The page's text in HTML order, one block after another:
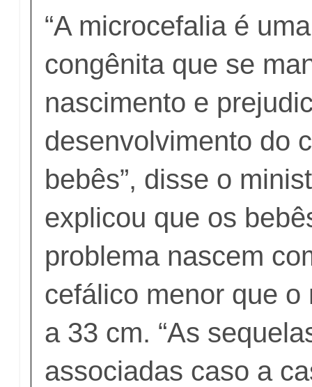
“A microcefalia é
congênita que se
nascimento e
desenvolvimento do
bebês”, disse o
explicou que os
problema nascem
cefálico menor que o
a 33 cm. “As
associadas caso a